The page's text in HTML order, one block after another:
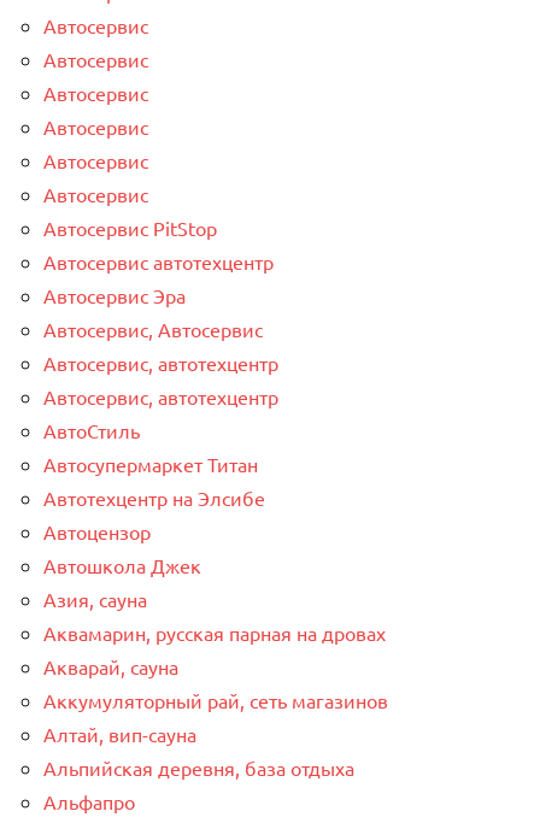
Автосервис
Автосервис
Автосервис
Автосервис
Автосервис
Автосервис
Автосервис PitStop
Автосервис автотехцентр
Автосервис Эра
Автосервис, Автосервис
Автосервис, автотехцентр
Автосервис, автотехцентр
АвтоСтиль
Автосупермаркет Титан
Автотехцентр на Элсибе
Автоцензор
Автошкола Джек
Азия, сауна
Аквамарин, русская парная на дровах
Акварай, сауна
Аккумуляторный рай, сеть магазинов
Алтай, вип-сауна
Альпийская деревня, база отдыха
Альфапро